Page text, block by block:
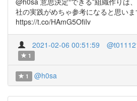
社の実践がめちゃ参考になると思いま
https://t.co/HAmG5OfiIv
2021-02-06 00:51:59
1
1 @h0sa